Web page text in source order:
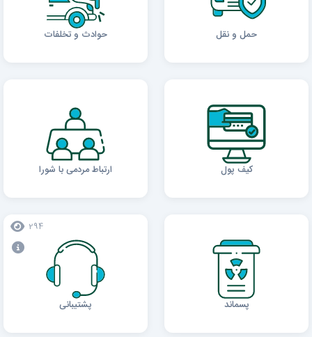
حمل و نقل حوادث و تخلفات
کیف پول ارتباط مردمی با شورا
پسماند پشتیبانی
294